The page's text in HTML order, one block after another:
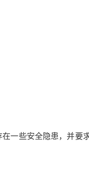
一些安全隐患，并要